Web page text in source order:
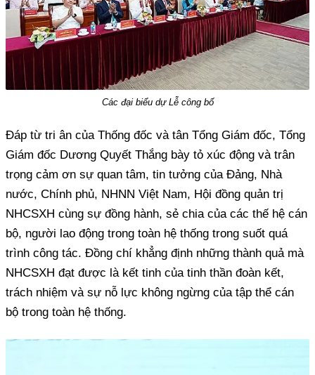
Các đại biểu dự Lễ công bố
Đáp từ tri ân của Thống đốc và tân Tổng Giám đốc, Tổng
Giám đốc Dương Quyết Thắng bày tỏ xúc động và trân
trọng cảm ơn sự quan tâm, tin tưởng của Đảng, Nhà
nước, Chính phủ, NHNN Việt Nam, Hội đồng quản trị
NHCSXH cùng sự đồng hành, sẻ chia của các thế hệ cán
bộ, người lao động trong toàn hệ thống trong suốt quá
trình công tác. Đồng chí khẳng định những thành quả mà
NHCSXH đạt được là kết tinh của tinh thần đoàn kết,
trách nhiệm và sự nỗ lực không ngừng của tập thể cán
bộ trong toàn hệ thống.